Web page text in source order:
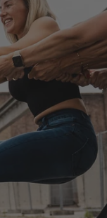
Die
Es ist
Kann